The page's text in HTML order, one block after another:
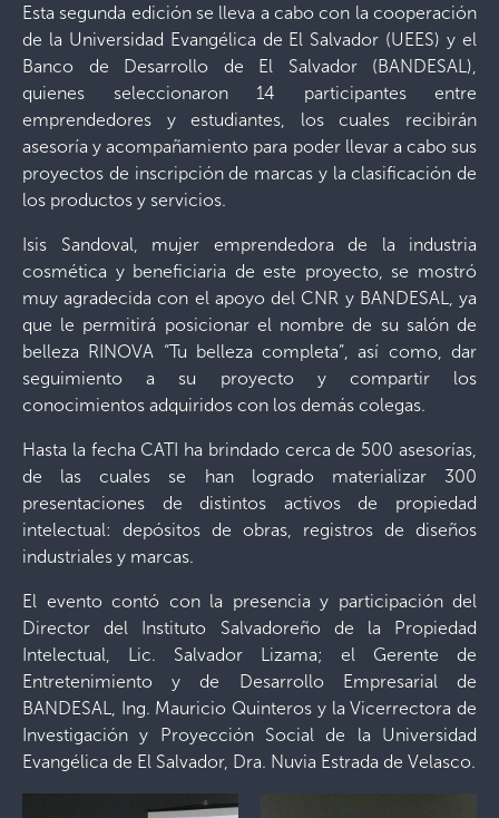
Esta segunda edición se lleva a cabo con la cooperación
de la Universidad Evangélica de El Salvador (UEES) y el
Banco de Desarrollo de El Salvador (BANDESAL),
quienes seleccionaron 14 participantes entre
emprendedores y estudiantes, los cuales recibirán
asesoría y acompañamiento para poder llevar a cabo sus
proyectos de inscripción de marcas y la clasificación de
los productos y servicios.
Isis Sandoval, mujer emprendedora de la industria
cosmética y beneficiaria de este proyecto, se mostró
muy agradecida con el apoyo del CNR y BANDESAL, ya
que le permitirá posicionar el nombre de su salón de
belleza RINOVA “Tu belleza completa”, así como, dar
seguimiento a su proyecto y compartir los
conocimientos adquiridos con los demás colegas.
Hasta la fecha CATI ha brindado cerca de 500 asesorías,
de las cuales se han logrado materializar 300
presentaciones de distintos activos de propiedad
intelectual: depósitos de obras, registros de diseños
industriales y marcas.
El evento contó con la presencia y participación del
Director del Instituto Salvadoreño de la Propiedad
Intelectual, Lic. Salvador Lizama; el Gerente de
Entretenimiento y de Desarrollo Empresarial de
BANDESAL, Ing. Mauricio Quinteros y la Vicerrectora de
Investigación y Proyección Social de la Universidad
Evangélica de El Salvador, Dra. Nuvia Estrada de Velasco.